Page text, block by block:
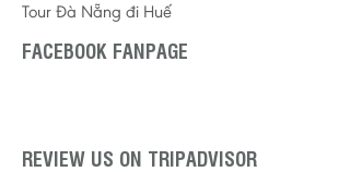
Tour Đà Nẵng đi Huế
FACEBOOK FANPAGE
REVIEW US ON TRIPADVISOR